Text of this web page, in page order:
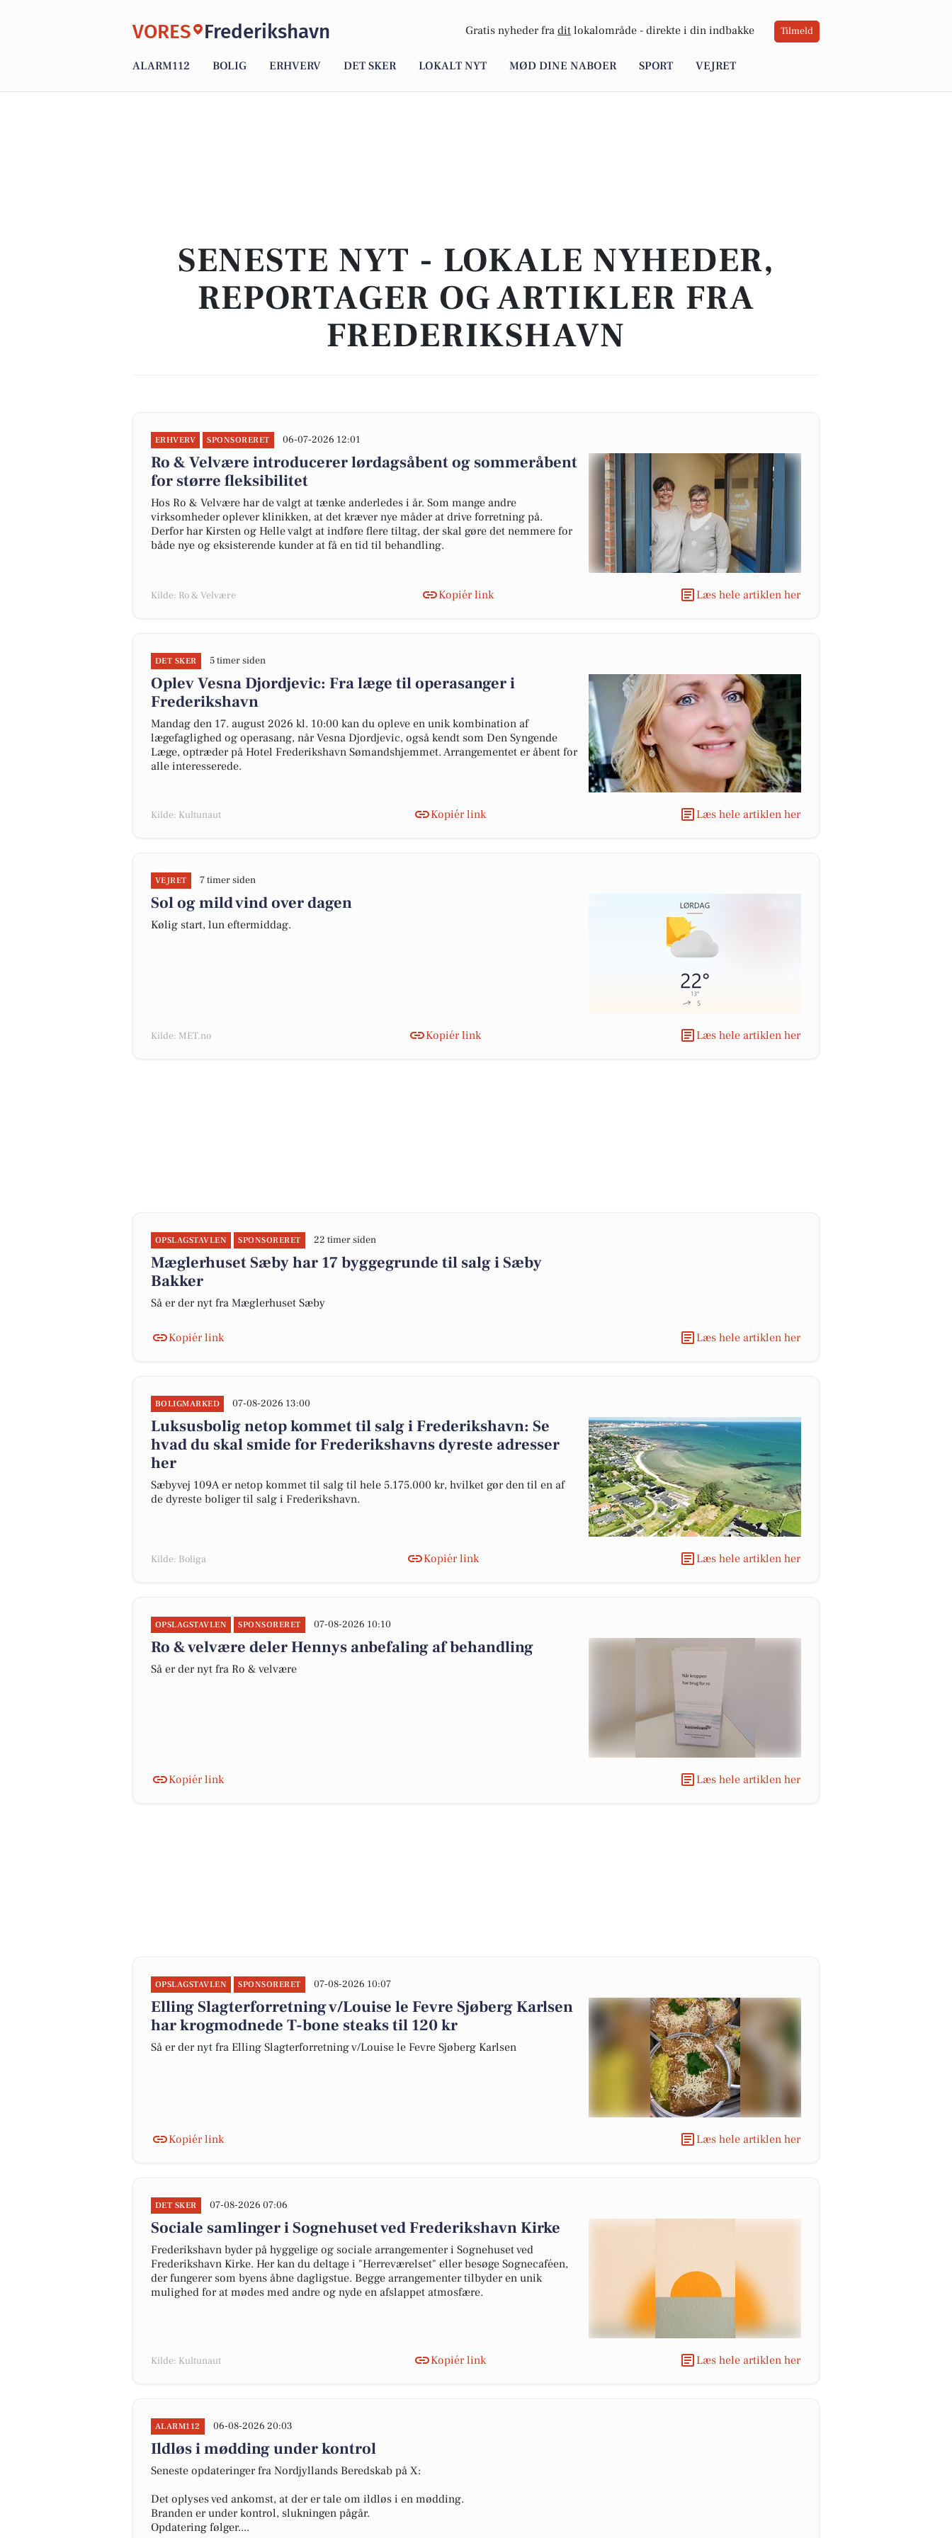
VORES Frederikshavn Gratis nyheder fra dit lokalområde - direkte i din indbakke Tilmeld
ALARM112 BOLIG ERHVERV DET SKER LOKALT NYT MØD DINE NABOER SPORT VEJRET
SENESTE NYT - LOKALE NYHEDER,
REPORTAGER OG ARTIKLER FRA
FREDERIKSHAVN
ERHVERV SPONSORERET 06-07-2026 12:01
Ro & Velvære introducerer lørdagsåbent og sommeråbent
for større fleksibilitet
Hos Ro & Velvære har de valgt at tænke anderledes i år. Som mange andre
virksomheder oplever klinikken, at det kræver nye måder at drive forretning på.
Derfor har Kirsten og Helle valgt at indføre flere tiltag, der skal gøre det nemmere for
både nye og eksisterende kunder at få en tid til behandling.
Kilde: Ro & Velvære Kopiér link Læs hele artiklen her
DET SKER 5 timer siden
Oplev Vesna Djordjevic: Fra læge til operasanger i
Frederikshavn
Mandag den 17. august 2026 kl. 10:00 kan du opleve en unik kombination af
lægefaglighed og operasang, når Vesna Djordjevic, også kendt som Den Syngende
Læge, optræder på Hotel Frederikshavn Sømandshjemmet. Arrangementet er åbent for
alle interesserede.
Kilde: Kultunaut Kopiér link Læs hele artiklen her
VEJRET 7 timer siden
Sol og mild vind over dagen
Kølig start, lun eftermiddag.
Kilde: MET.no Kopiér link Læs hele artiklen her
OPSLAGSTAVLEN SPONSORERET 22 timer siden
Mæglerhuset Sæby har 17 byggegrunde til salg i Sæby
Bakker
Så er der nyt fra Mæglerhuset Sæby
Kopiér link Læs hele artiklen her
BOLIGMARKED 07-08-2026 13:00
Luksusbolig netop kommet til salg i Frederikshavn: Se
hvad du skal smide for Frederikshavns dyreste adresser
her
Sæbyvej 109A er netop kommet til salg til hele 5.175.000 kr, hvilket gør den til en af
de dyreste boliger til salg i Frederikshavn.
Kilde: Boliga Kopiér link Læs hele artiklen her
OPSLAGSTAVLEN SPONSORERET 07-08-2026 10:10
Ro & velvære deler Hennys anbefaling af behandling
Så er der nyt fra Ro & velvære
Kopiér link Læs hele artiklen her
OPSLAGSTAVLEN SPONSORERET 07-08-2026 10:07
Elling Slagterforretning v/Louise le Fevre Sjøberg Karlsen
har krogmodnede T-bone steaks til 120 kr
Så er der nyt fra Elling Slagterforretning v/Louise le Fevre Sjøberg Karlsen
Kopiér link Læs hele artiklen her
DET SKER 07-08-2026 07:06
Sociale samlinger i Sognehuset ved Frederikshavn Kirke
Frederikshavn byder på hyggelige og sociale arrangementer i Sognehuset ved
Frederikshavn Kirke. Her kan du deltage i "Herreværelset" eller besøge Sognecaféen,
der fungerer som byens åbne dagligstue. Begge arrangementer tilbyder en unik
mulighed for at mødes med andre og nyde en afslappet atmosfære.
Kilde: Kultunaut Kopiér link Læs hele artiklen her
ALARM112 06-08-2026 20:03
Ildløs i mødding under kontrol
Seneste opdateringer fra Nordjyllands Beredskab på X:
Det oplyses ved ankomst, at der er tale om ildløs i en mødding.
Branden er under kontrol, slukningen pågår.
Opdatering følger....